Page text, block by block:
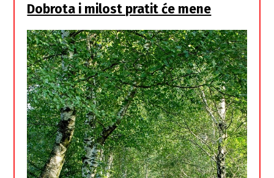
Dobrota i milost pratit će mene